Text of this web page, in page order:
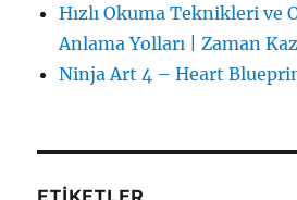
Hızlı Okuma Teknikleri ve
Anlama Yolları | Zaman
Ninja Art 4 – Heart